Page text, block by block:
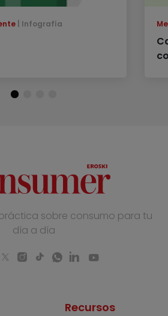
Infografía
sobre consumo para tu
día a día
Recursos